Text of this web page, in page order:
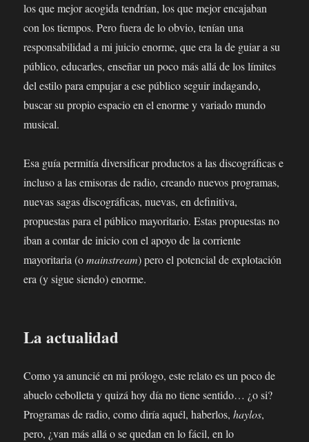
los que mejor acogida tendrían, los que mejor encajaban
con los tiempos. Pero fuera de lo obvio, tenían una
responsabilidad a mi juicio enorme, que era la de guiar a su
público, educarles, enseñar un poco más allá de los límites
del estilo para empujar a ese público seguir indagando,
buscar su propio espacio en el enorme y variado mundo
musical.
Esa guía permitía diversificar productos a las discográficas e
incluso a las emisoras de radio, creando nuevos programas,
nuevas sagas discográficas, nuevas, en definitiva,
propuestas para el público mayoritario. Estas propuestas no
iban a contar de inicio con el apoyo de la corriente
mayoritaria (omainstream) pero el potencial de explotación
era (y sigue siendo) enorme.
La actualidad
Como ya anuncié en mi prólogo, este relato es un poco de
abuelo cebolleta y quizá hoy día no tiene sentido… ¿o si?
Programas de radio, como diría aquél, haberlos,haylos,
pero, ¿van más allá o se quedan en lo fácil, en lo